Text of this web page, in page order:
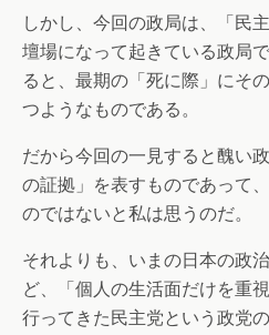
しかし、今回の政局は、「民
壇場になって起きている政局
ると、最期の「死に際」にそ
つようなものである。
だから今回の一見すると醜い
の証拠」を表すものであって
のではないと私は思うのだ。
それよりも、いまの日本の政
ど、「個人の生活面だけを重
行ってきた民主党という政党